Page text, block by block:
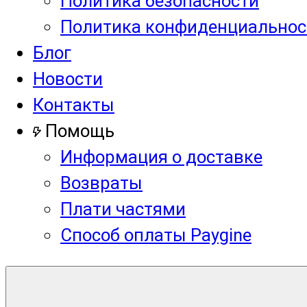
Политика
Блог
Новости
Контакты
Помощь
Информация о доставке
Возвраты
Плати частями
Способ оплаты Paygine